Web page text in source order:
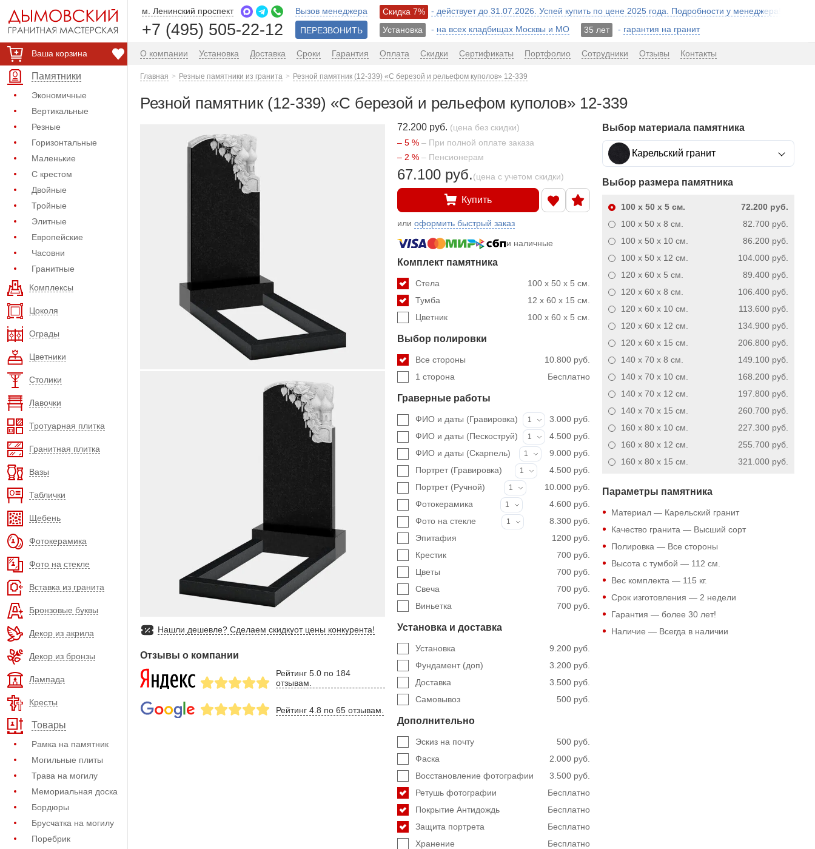
Ваша корзина
Памятники
Экономичные
Вертикальные
Резные
Горизонтальные
Маленькие
С крестом
Двойные
Тройные
Элитные
Европейские
Часовни
Гранитные
Комплексы
Цоколя
Ограды
Цветники
Столики
Лавочки
Тротуарная плитка
Гранитная плитка
Вазы
Таблички
Щебень
Фотокерамика
Фото на стекле
Вставка из гранита
Бронзовые буквы
Декор из акрила
Декор из бронзы
Лампада
Кресты
Товары
Рамка на памятник
Могильные плиты
Трава на могилу
Мемориальная доска
Бордюры
Брусчатка на могилу
Поребрик
м. Ленинский проспект
+7 (495) 505-22-12
Вызов менеджера
ПЕРЕЗВОНИТЬ
Скидка 7%
- действует до 31.07.2026. Успей купить по цене 2025 года. Подробности у менеджера!
Установка
- на всех кладбищах Москвы и МО 35 лет - гарантия на гранит
О компании Установка Доставка Сроки Гарантия Оплата Скидки Сертификаты Портфолио Сотрудники Отзывы Контакты
Главная Резные памятники из гранита Резной памятник (12-339) «С березой и рельефом куполов» 12-339
Резной памятник (12-339) «С березой и рельефом куполов» 12-339
Нашли дешевле? Сделаем скидкуот цены конкурента!
Отзывы о компании
Рейтинг 5.0 по 184
отзывам.
Рейтинг 4.8 по 65 отзывам.
72.200 руб. (цена без скидки)
– 5 % – При полной оплате заказа
– 2 % – Пенсионерам
67.100 руб.(цена с учетом скидки)
Купить
илиоформить быстрый заказ
и наличные
Комплект памятника
100 x 50 x 5 см.
Стела
12 x 60 x 15 см.
Тумба
100 x 60 x 5 см.
Цветник
Выбор полировки
10.800 руб.
Все стороны
Бесплатно
1 сторона
Граверные работы
ФИО и даты (Гравировка) 1
3.000 руб.
ФИО и даты (Пескоструй)
1
4.500 руб.
ФИО и даты (Скарпель)
1
9.000 руб.
Портрет (Гравировка)
1
4.500 руб.
Портрет (Ручной)
1
10.000 руб.
Фотокерамика
1
4.600 руб.
Фото на стекле
1
8.300 руб.
1200 руб.
Эпитафия
700 руб.
Крестик
700 руб.
Цветы
700 руб.
Свеча
700 руб.
Виньетка
Установка и доставка
9.200 руб.
Установка
3.200 руб.
Фундамент (доп)
3.500 руб.
Доставка
500 руб.
Самовывоз
Дополнительно
500 руб.
Эскиз на почту
2.000 руб.
Фаска
3.500 руб.
Восстановление фотографии
Бесплатно
Ретушь фотографии
Бесплатно
Покрытие Антидождь
Бесплатно
Защита портрета
Бесплатно
Хранение
Выбор материала памятника
Карельский гранит
Выбор размера памятника
72.200 руб.
100 x 50 x 5см.
82.700 руб.
100 x 50 x 8 см.
86.200 руб.
100 x 50 x 10см.
104.000 руб.
100 x 50 x 12 см.
89.400 руб.
120 x 60 x 5 см.
106.400 руб.
120 x 60 x 8 см.
113.600 руб.
120 x 60 x 10см.
134.900 руб.
120 x 60 x 12 см.
206.800 руб.
120 x 60 x 15 см.
149.100 руб.
140 x 70 x 8 см.
168.200 руб.
140 x 70 x 10см.
197.800 руб.
140 x 70 x 12 см.
260.700 руб.
140 x 70 x 15 см.
227.300 руб.
160 x 80 x 10см.
255.700 руб.
160 x 80 x 12 см.
321.000 руб.
160 x 80 x 15 см.
Параметры памятника
Материал — Карельский гранит
Качество гранита — Высший сорт
Полировка — Все стороны
Высота с тумбой — 112 см.
Вес комплекта — 115 кг.
Срок изготовления — 2 недели
Гарантия — более 30 лет!
Наличие — Всегда в наличии